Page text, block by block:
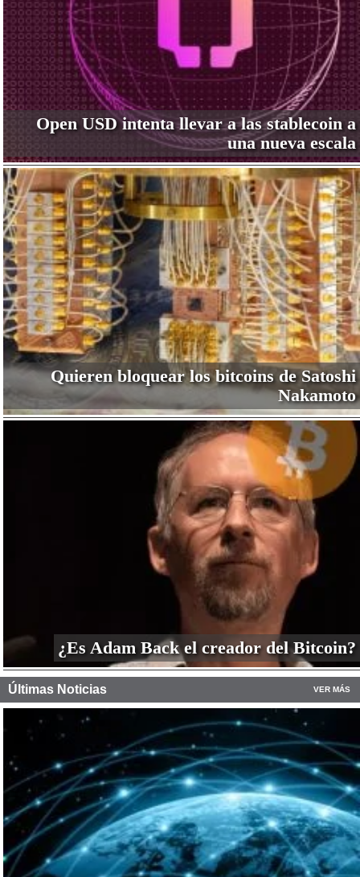
Open USD intenta llevar a las stablecoin a
una nueva escala
Quieren bloquear los bitcoins de Satoshi
Nakamoto
¿Es Adam Back el creador del Bitcoin?
Últimas Noticias VER MÁS